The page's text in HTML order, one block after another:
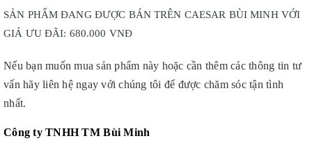
SẢN PHẨM ĐANG ĐƯỢC BÁN TRÊN CAESAR BÙI MINH VỚI
GIÁ ƯU ĐÃI: 680.000 VNĐ
Nếu bạn muốn mua sản phẩm này hoặc cần thêm các thông tin tư
vấn hãy liên hệ ngay với chúng tôi để được chăm sóc tận tình
nhất.
Công ty TNHH TM Bùi Minh